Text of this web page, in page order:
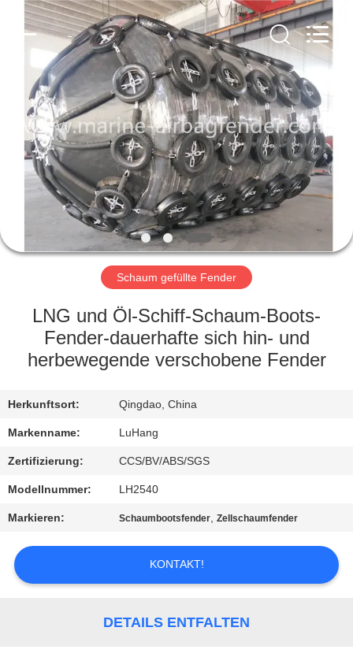
HAUSE
PRODUKTE
ÜBER
UNS
WERKSBESICHTIGUNG
QUALITÄTSKONTROLLE
MIT
UNS
BITTE UM
EIN
SITEMAP
Fender
Reserved.
Schaum gefüllte Fender
LNG und Öl-Schiff-Schaum-Boots-
Fender-dauerhafte sich hin- und
herbewegende verschobene Fender
Herkunftsort: Qingdao, China
Markenname: LuHang
Zertifizierung: CCS/BV/ABS/SGS
Modellnummer: LH2540
Markieren: Schaumbootsfender,Zellschaumfender
KONTAKT!
DETAILS ENTFALTEN